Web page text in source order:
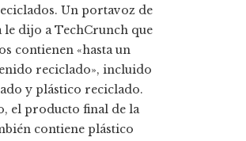
Un portavoz de
le dijo a TechCrunch que
contienen «hasta un
reciclado», incluido
y plástico reciclado.
el producto final de la
contiene plástico